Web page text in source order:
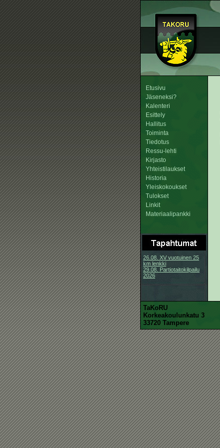
Etusivu
Jäseneksi?
Kalenteri
Esittely
Hallitus
Toiminta
Tiedotus
Ressu-lehti
Kirjasto
Yhteistilaukset
Historia
Yleiskokoukset
Tulokset
Linkit
Materiaalipankki
26.08. XV vuotuinen 25
km lenkki
29.08. Partiotaitokilpailu
2026
TaKoRU
Korkeakoulunkatu 3
33720 Tampere